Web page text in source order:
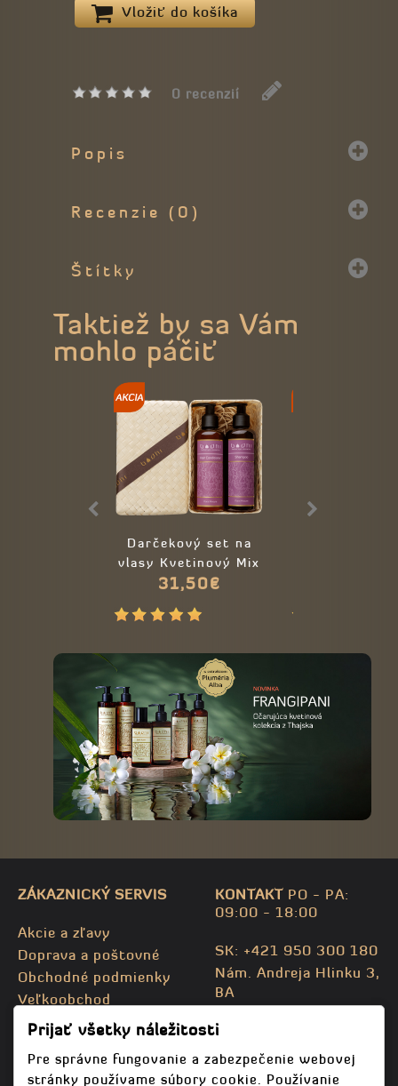
Vložiť do košíka
0 recenzií
Popis
Recenzie (0)
Štítky
Taktiež by sa Vám
mohlo páčiť
Darčekový set na
vlasy Kvetinový Mix
31,50€
ZÁKAZNICKÝ SERVIS
Akcie a zľavy
Doprava a poštovné
Obchodné podmienky
Veľkoobchod
Kontaktujte nás
Mapa stránky
KONTAKTPO - PA:
09:00 - 18:00
SK: +421 950 300 180
Nám. Andreja Hlinku 3,
BA
info@bodhispa.sk
info@bodhi.cz
Prijať všetky náležitosti
Pre správne fungovanie a zabezpečenie webovej
stránky používame súbory cookie. Používanie